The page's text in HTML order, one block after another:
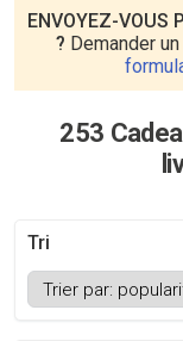
ENVOYEZ-VOUS
? Demander
253
Tri